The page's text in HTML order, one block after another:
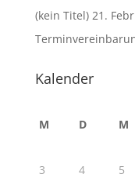
(kein Titel) 21.
Kalender
M D M
3
4 5